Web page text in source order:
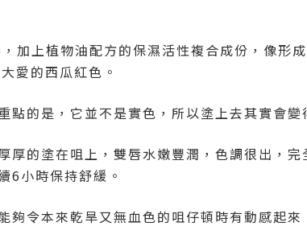
加上植物油配方的保濕活性複合成份，像形
愛的西瓜紅色。
點的是，它並不是實色，所以塗上去其實會
厚的塗在咀上，雙唇水嫩豐潤，色調很出，
6小時保持舒緩。
夠令本來乾旱又無血色的咀仔頓時有動感起